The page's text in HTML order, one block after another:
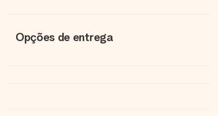
Opções de entrega